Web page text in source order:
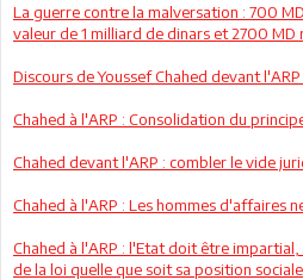
La guerre contre la malversation : 700
valeur de 1 milliard de dinars et 2700 MD
Discours de Youssef Chahed devant
Chahed à l'ARP : Consolidation du
Chahed devant l'ARP : combler le vide
Chahed à l'ARP : Les hommes d'affaires
Chahed à l'ARP : l'Etat doit être
de la loi quelle que soit sa position sociale